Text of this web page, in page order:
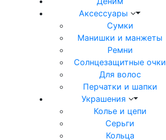
Аксессуары
Сумки
Манишки и манжеты
Ремни
Солнцезащитные очки
Для волос
Перчатки и шапки
Украшения
Колье и цепи
Серьги
Кольца